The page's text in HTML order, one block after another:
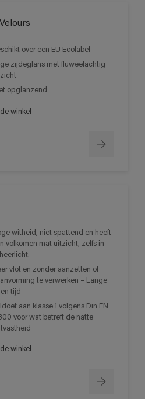
over een EU Ecolabel
zijdeglans met fluweelachtig
opglanzend
winkel
witheid, niet spattend en heeft
volkomen mat uitzicht, zelfs in
vlot en zonder aanzetten of
te verwerken – Lange
tijd
aan klasse 1 volgens Din EN
voor wat betreft de natte
winkel